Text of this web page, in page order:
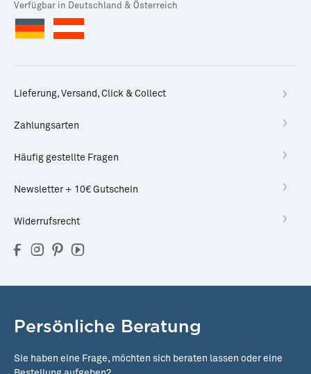
Verfügbar in Deutschland & Österreich
Lieferung, Versand, Click & Collect
Zahlungsarten
Häufig gestellte Fragen
Newsletter + 10€ Gutschein
Widerrufsrecht
Persönliche Beratung
Sie haben eine Frage, möchten sich beraten lassen oder eine